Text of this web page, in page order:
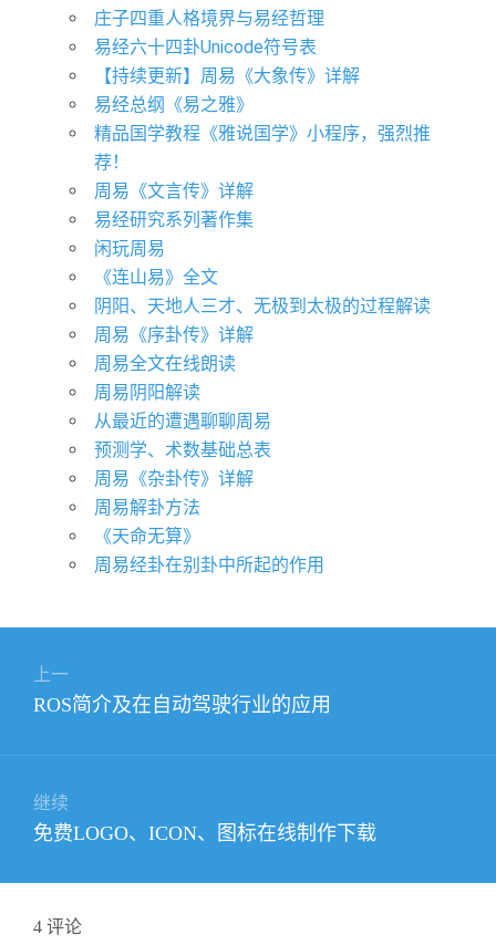
庄子四重人格境界与易经哲理
易经六十四卦Unicode符号表
【持续更新】周易《大象传》详解
​易经总纲《易之雅》
精品国学教程《雅说国学》小程序，强烈推
荐！
周易《文言传》详解
易经研究系列著作集
闲玩周易
《连山易》全文
阴阳、天地人三才、无极到太极的过程解读
周易《序卦传》详解
周易全文在线朗读
周易阴阳解读
从最近的遭遇聊聊周易
预测学、术数基础总表
周易《杂卦传》详解
周易解卦方法
《天命无算》
周易经卦在别卦中所起的作用
上一
上
章：
ROS简介及在自动驾驶行业的应用
继续
下
文
章：
免费LOGO、ICON、图标在线制作下载
4 评论